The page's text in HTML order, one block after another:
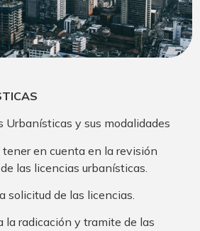
Urbanísticas y sus modalidades
en cuenta en la revisión
las licencias urbanísticas.
solicitud de las licencias.
la radicación y tramite de las